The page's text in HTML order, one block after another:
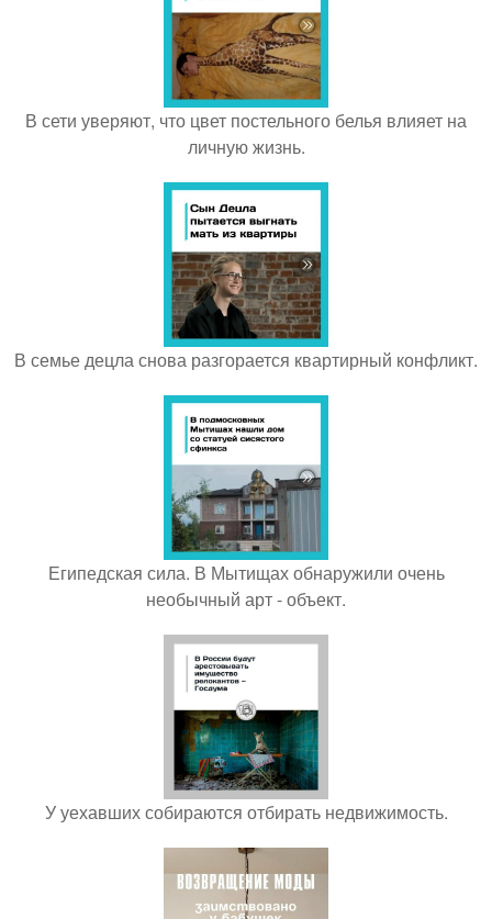
В сети уверяют, что цвет постельного белья влияет на
личную жизнь.
В семье децла снова разгорается квартирный конфликт.
Египедская сила. В Мытищах обнаружили очень
необычный арт - объект.
У уехавших собираются отбирать недвижимость.